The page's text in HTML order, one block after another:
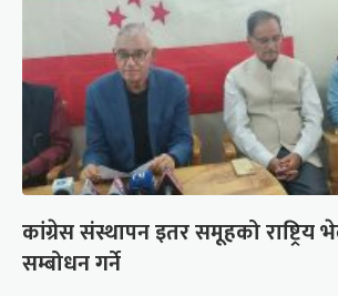
कांग्रेस संस्थापन इतर समूहको राष्ट्रिय
सम्बोधन गर्ने